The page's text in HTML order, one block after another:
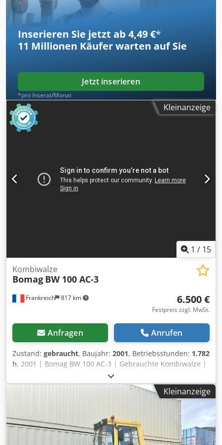
Inserieren Sie jetzt ab 4,49 €*
11 Millionen Käufer warten auf Sie
Jetzt inserieren
*pro Inserat/Monat
Kleinanzeige
1 / 15
Frankreich 817 km
Kombiwalze
Bomag BW 100 AC-3
6.500 €
Festpreis zzgl. MwSt.
Anfragen Anrufen
Zustand: gebraucht, Baujahr: 2001, Betriebsstunden: 1.782
h, 2001 | Bomag BW 100 AC-3 | Gebrauchte Kombiwalze |
1782 hours 📍Location: Frankreich 🚛 Delivery available to
your destination – Use our shipping calculator to estimate
transport costs! 💰 Buy Now for EUR 6500 or Make an Offer.
Chjdpfxozcp Sgo Aa Dsa Payment at delivery available for
an affordable fee (subject to approval)* 👷‍♂️ Inspected by an
independent expert 41 Inspektionspunkte 36 genehmigt ✅
5 unvollkommene ℹ️ 0 Ausgaben ⚠️ 📌 Inspector's Comment:
Kleinanzeige